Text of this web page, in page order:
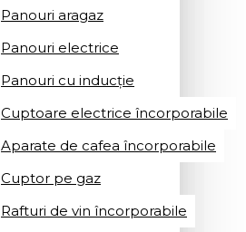
Panouri aragaz
Panouri electrice
Panouri cu inducție
Cuptoare electrice încorporabile
Aparate de cafea încorporabile
Cuptor pe gaz
Rafturi de vin încorporabile